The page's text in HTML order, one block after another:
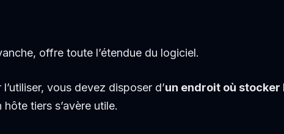
offre toute l’étendue du logiciel.
vous devez disposer d’un endroit où
hôte tiers s’avère utile.